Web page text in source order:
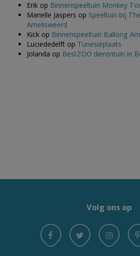
Erik op Binnenspeeltuin Monkey
Marielle Jaspers op Speeltuin bij
Amelisweerd
Kick op Binnenspeeltuin Ballorig
Luciededelft op Tunesiëplaats
Jolanda op BestZOO dierentuin in
Volg ons op